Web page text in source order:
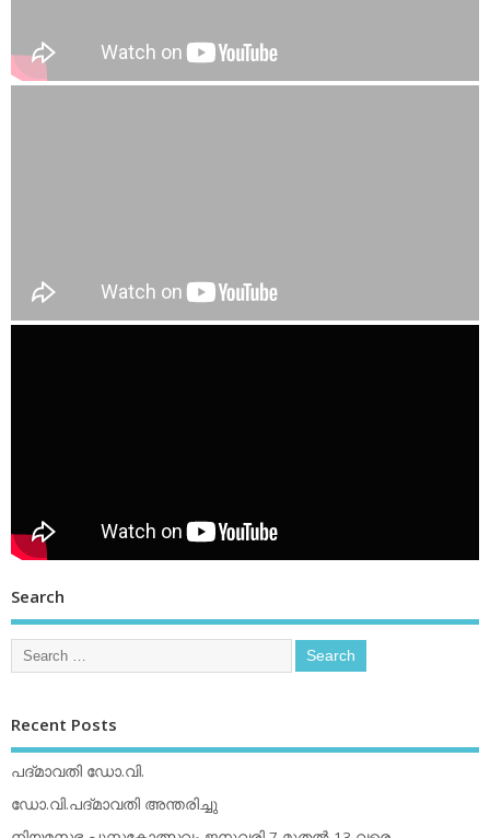
Search
Recent Posts
പദ്മാവതി ഡോ.വി.
ഡോ.വി.പദ്മാവതി അന്തരിച്ചു